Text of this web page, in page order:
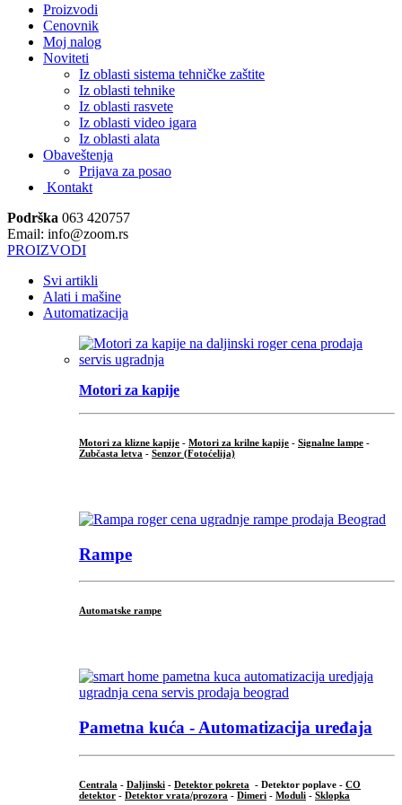
Proizvodi
Cenovnik
Moj nalog
Noviteti
Iz oblasti sistema tehničke zaštite
Iz oblasti tehnike
Iz oblasti rasvete
Iz oblasti video igara
Iz oblasti alata
Obaveštenja
Prijava za posao
Kontakt
Podrška 063 420757
Email: info@zoom.rs
PROIZVODI
Svi artikli
Alati i mašine
Automatizacija
Motori za kapije
Motori za klizne kapije - Motori za krilne kapije - Signalne lampe -
Zubčasta letva - Senzor (Fotoćelija)
Rampe
Automatske rampe
Pametna kuća - Automatizacija uređaja
Centrala - Daljinski - Detektor pokreta - Detektor poplave - CO
detektor - Detektor vrata/prozora - Dimeri - Moduli - Sklopka